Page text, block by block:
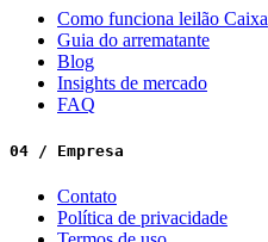
Como funciona leilão Caixa
Guia do arrematante
Blog
Insights de mercado
FAQ
04 / Empresa
Contato
Política de privacidade